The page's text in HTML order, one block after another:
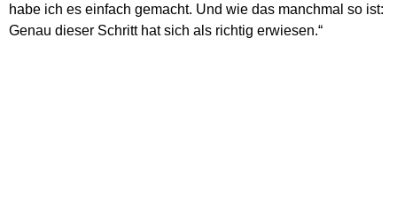
habe ich es einfach gemacht. Und wie das manchmal so ist:
Genau dieser Schritt hat sich als richtig erwiesen.“